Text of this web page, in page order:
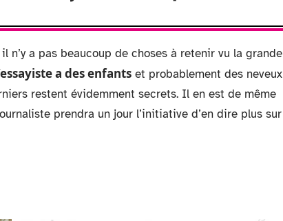
n’y a pas beaucoup de choses à retenir vu la grande
a des enfants et probablement des neveux
restent évidemment secrets. Il en est de même
prendra un jour l’initiative d’en dire plus sur